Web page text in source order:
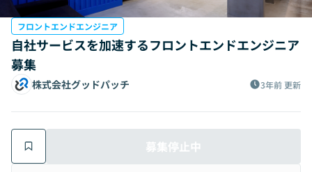
フロントエンドエンジニア
自社サービスを加速するフロントエンドエンジニア
募集
株式会社グッドパッチ 3年前 更新
募集停止中